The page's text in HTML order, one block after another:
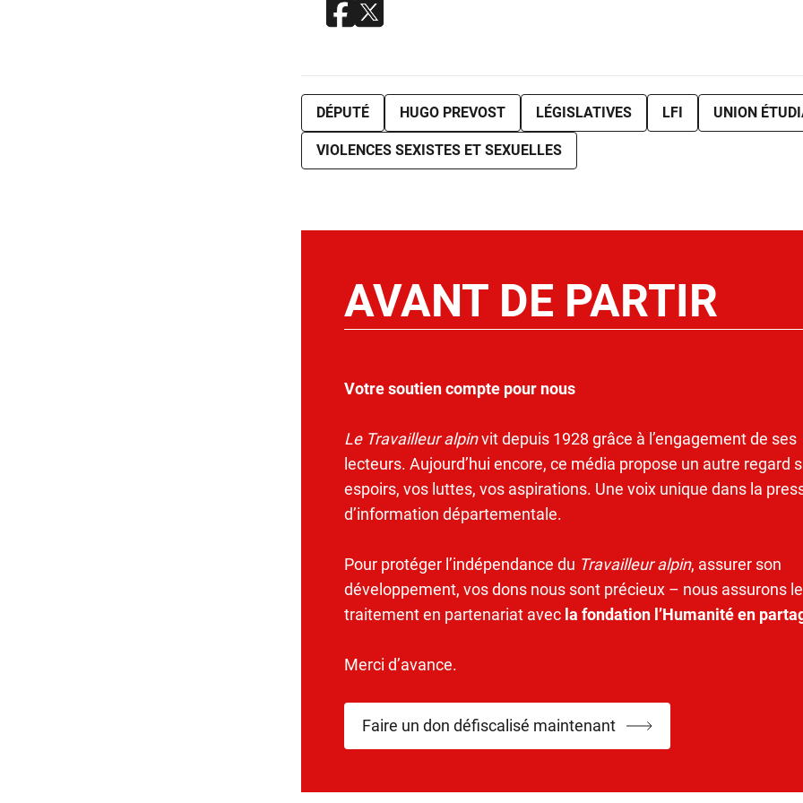
DÉPUTÉ HUGO PREVOST LÉGISLATIVES LFI UNION
VIOLENCES SEXISTES ET SEXUELLES
AVANT DE PARTIR
Votre soutien compte pour nous
Le Travailleur alpinvit depuis 1928 grâce à l’engagement de ses
lecteurs. Aujourd’hui encore, ce média propose un autre regard
espoirs, vos luttes, vos aspirations. Une voix unique dans la
d’information départementale.
Pour protéger l’indépendance du Travailleur alpin, assurer son
développement, vos dons nous sont précieux – nous assurons
traitement en partenariat avec la fondation l’Humanité en
Merci d’avance.
Faire un don défiscalisé maintenant